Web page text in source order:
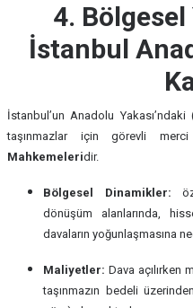
4. Bölgesel
İstanbul
İstanbul’un Anadolu
taşınmazlar için görevli
Mahkemeleridir.
Bölgesel Dinamikler:
dönüşüm alanlarında,
davaların yoğunlaşmasına
Maliyetler: Dava açılırken
taşınmazın bedeli